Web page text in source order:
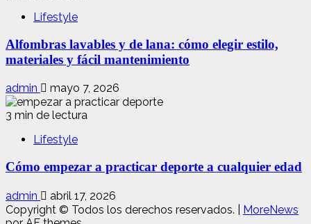
Lifestyle
Alfombras lavables y de lana: cómo elegir estilo,
materiales y fácil mantenimiento
admin mayo 7, 2026
3 min de lectura
Lifestyle
Cómo empezar a practicar deporte a cualquier edad
admin
abril 17, 2026
Copyright © Todos los derechos reservados.
MoreNews